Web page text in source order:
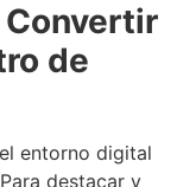
Convertir
de
entorno digital
destacar y